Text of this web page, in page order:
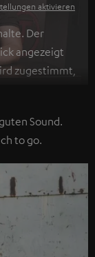
aktivieren
Der
angezeigt
zugestimmt,
können
sind in der
Sound.
to go.